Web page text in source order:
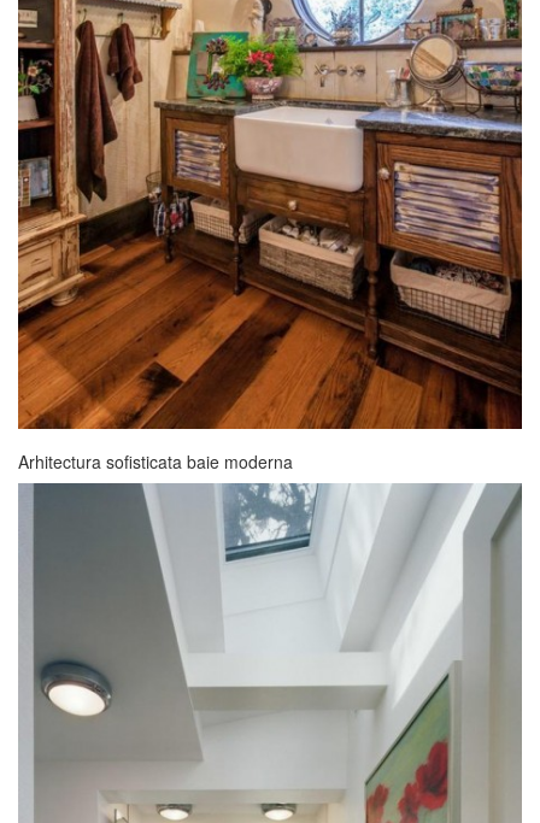
Arhitectura sofisticata baie moderna